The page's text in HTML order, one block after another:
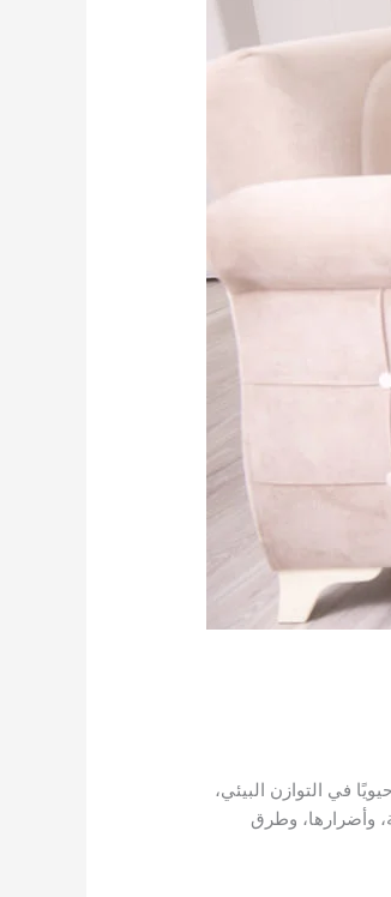
في التوازن البيئي،
وأضرارها، وطرق